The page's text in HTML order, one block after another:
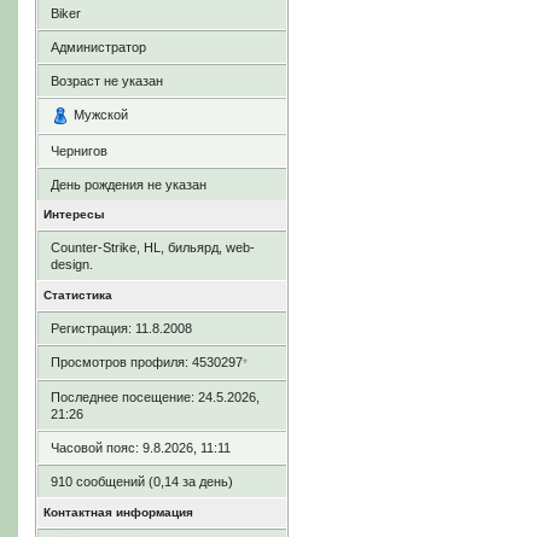
Biker
Администратор
Возраст не указан
Мужской
Чернигов
День рождения не указан
Интересы
Counter-Strike, HL, бильярд, web-
design.
Статистика
Регистрация: 11.8.2008
Просмотров профиля: 4530297*
Последнее посещение: 24.5.2026,
21:26
Часовой пояс: 9.8.2026, 11:11
910 сообщений (0,14 за день)
Контактная информация